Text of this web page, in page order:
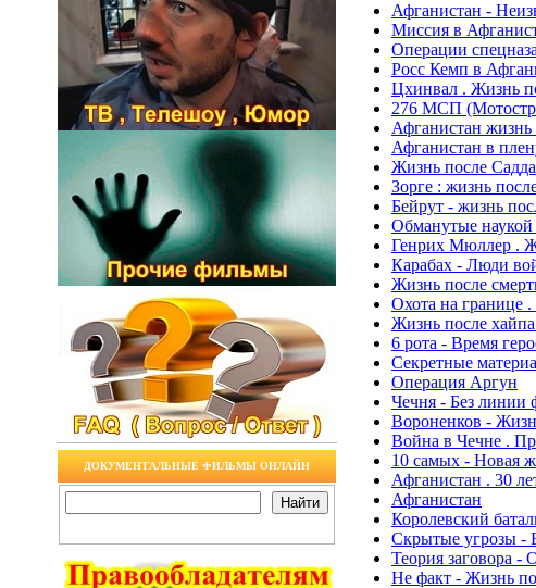
ДОКУМЕНТАЛЬНЫЕ ФИЛЬМЫ ОНЛАЙН
Афганистан -
Миссия в
Операции
Росс Кемп в
Цхинвал . Жизнь
276 МСП
Афганистан
Афганистан в
Жизнь после
Зорге : жизнь
Бейрут - жизнь
Обманутые
Генрих Мюллер .
Карабах - Люди
Жизнь после
Охота на границе
Жизнь после
6 рота - Время
Секретные
Операция Аргун
Чечня - Без линии
Вороненков -
Война в Чечне .
10 самых - Новая
Афганистан . 30
Афганистан
Королевский
Скрытые угрозы -
Теория заговора -
Не факт - Жизнь